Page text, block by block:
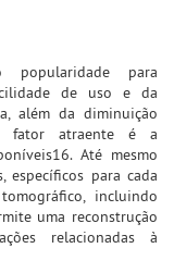
popularidade para
de uso e da
além da diminuição
fator atraente é a
Até mesmo
específicos para cada
incluindo
uma reconstrução
relacionadas à